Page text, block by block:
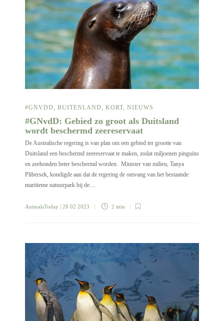
#GNVDD, BUITENLAND, KORT, NIEUWS
#GNvdD: Gebied zo groot als Duitsland
wordt beschermd zeereservaat
De Australische regering is van plan om een gebied ter grootte van
Duitsland een beschermd zeereservaat te maken, zodat miljoenen pinguïns
en zeehonden beter beschermd worden. Minister van milieu, Tanya
Plibersek, kondigde aan dat de regering de omvang van het bestaande
maritieme natuurpark bij de…
AnimalsToday | 28 02 2023 2 min